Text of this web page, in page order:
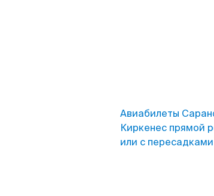
Авиабилеты
Киркенес прямой
или с пересадками